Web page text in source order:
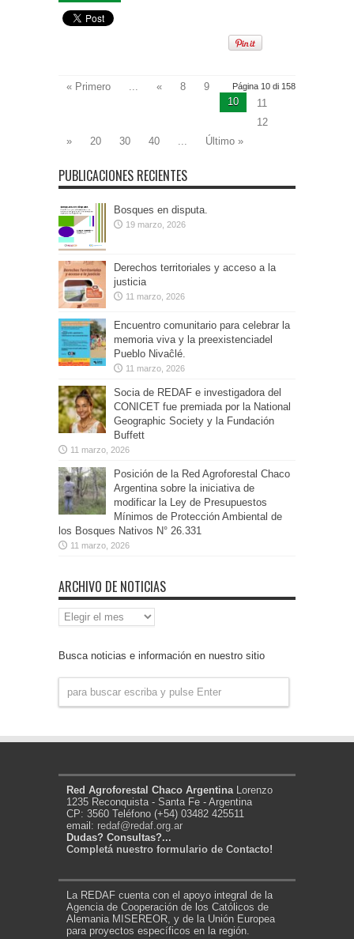
Página 10 di 158
« Primero « 8
9
10
11
12
»
20 30 40 Último »
PUBLICACIONES RECIENTES
Bosques en disputa.
19 marzo, 2026
Derechos territoriales y acceso a la
justicia
11 marzo, 2026
Encuentro comunitario para celebrar la
memoria viva y la preexistenciadel
Pueblo Nivaĉlé.
11 marzo, 2026
Socia de REDAF e investigadora del
CONICET fue premiada por la National
Geographic Society y la Fundación
Buffett
11 marzo, 2026
Posición de la Red Agroforestal Chaco
Argentina sobre la iniciativa de
modificar la Ley de Presupuestos
Mínimos de Protección Ambiental de
los Bosques Nativos N° 26.331
11 marzo, 2026
ARCHIVO DE NOTICIAS
Archivo
de
Busca noticias e información en nuestro sitio
Red Agroforestal Chaco Argentina Lorenzo
1235 Reconquista - Santa Fe - Argentina
CP: 3560 Teléfono (+54) 03482 425511
email: redaf@redaf.org.ar
Dudas? Consultas?...
Completá nuestro formulario de Contacto!
La REDAF cuenta con el apoyo integral de la
Agencia de Cooperación de los Católicos de
Alemania MISEREOR, y de la Unión Europea
para proyectos específicos en la región.